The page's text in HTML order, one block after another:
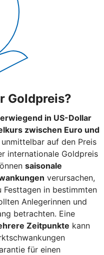
Goldpreis?
in US-Dollar
zwischen Euro und
auf den Preis
internationale Goldpreis
saisonale
verursachen,
in bestimmten
Anlegerinnen und
betrachten. Eine
Zeitpunkte kann
für einen